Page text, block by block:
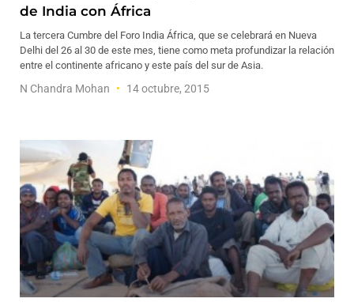
de India con África
La tercera Cumbre del Foro India África, que se celebrará en Nueva
Delhi del 26 al 30 de este mes, tiene como meta profundizar la relación
entre el continente africano y este país del sur de Asia.
N Chandra Mohan 14 octubre, 2015